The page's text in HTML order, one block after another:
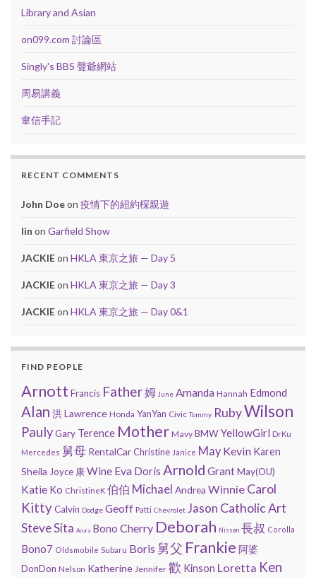
Library and Asian
on099.com 討論區
Singly's BBS 聲爺網站
周易講義
韋信手記
RECENT COMMENTS
John Doeon 疫情下的紐約棎親遊
lin on Garfield Show
JACKIEon HKLA 東京之旅 — Day 5
JACKIEon HKLA 東京之旅 — Day 3
JACKIEon HKLA 東京之旅 — Day 0&1
FIND PEOPLE
Arnott Francis Father姆 June Amanda Hannah Edmond
Alan 洪Lawrence Honda YanYan Civic Tommy RubyWilson
PaulyGary Terence Mother Mavy BMWYellowGirl DrKu
Mercedes 舅母 RentalCarChristine Janice May Kevin Karen
Sheila Joyce 康Wine Eva Doris Arnold GrantMay(OU)
Katie Ko ChristineK 伯伯 Michael Andrea Winnie Carol
KittyCalvin Dodge Geoff Patti Chevrolet Jason Catholic Art
SteveSita Acura Bono Cherry Deborah Nissan 長叔 Corolla
Bono7 Oldsmobile Subaru Boris 舅父 Frankie 阿婆
DonDon Nelson Katherine Jennifer 歡 Kinson Loretta Ken